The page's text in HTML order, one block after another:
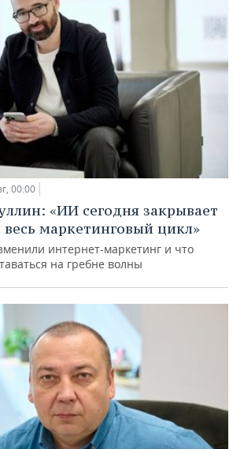
00:00
«ИИ сегодня закрывает
маркетинговый цикл»
интернет-маркетинг и что
на гребне волны